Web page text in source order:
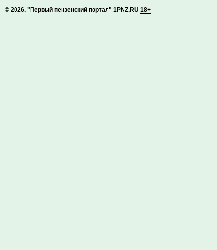
© 2026. "Первый пензенский портал" 1PNZ.RU 18+